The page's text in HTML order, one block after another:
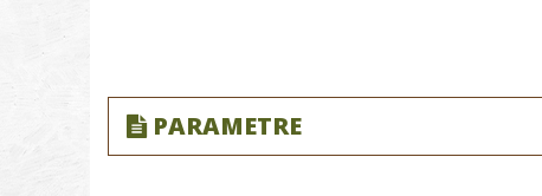
PARAMETRE